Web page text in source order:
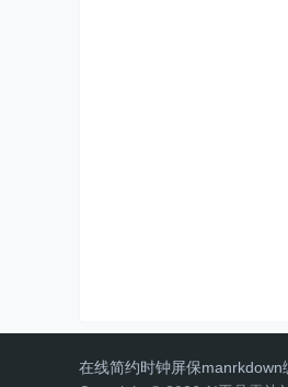
在线简约时钟屏保manrkdown